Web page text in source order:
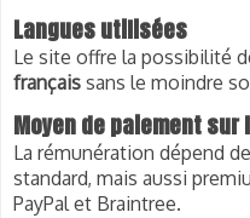
Langues utilisées
Le site offre la possibilité
français sans le moindre
Moyen de paiement sur
La rémunération dépend
standard, mais aussi
PayPal et Braintree.